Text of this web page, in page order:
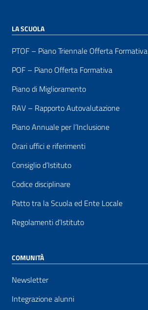
LA SCUOLA
PTOF – Piano Triennale Offerta Formativa
POF – Piano Offerta Formativa
Piano di Miglioramento
RAV – Rapporto Autovalutazione
Piano Annuale per l’Inclusione
Orari uffici e riferimenti
Consiglio d’Istituto
Codice disciplinare
Patto tra la Scuola ed Ente Locale
Regolamenti d’Istituto
COMUNITÀ
Newsletter
Integrazione alunni